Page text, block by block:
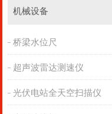
机械设备
桥梁水位尺
超声波雷达测速仪
光伏电站全天空扫描仪